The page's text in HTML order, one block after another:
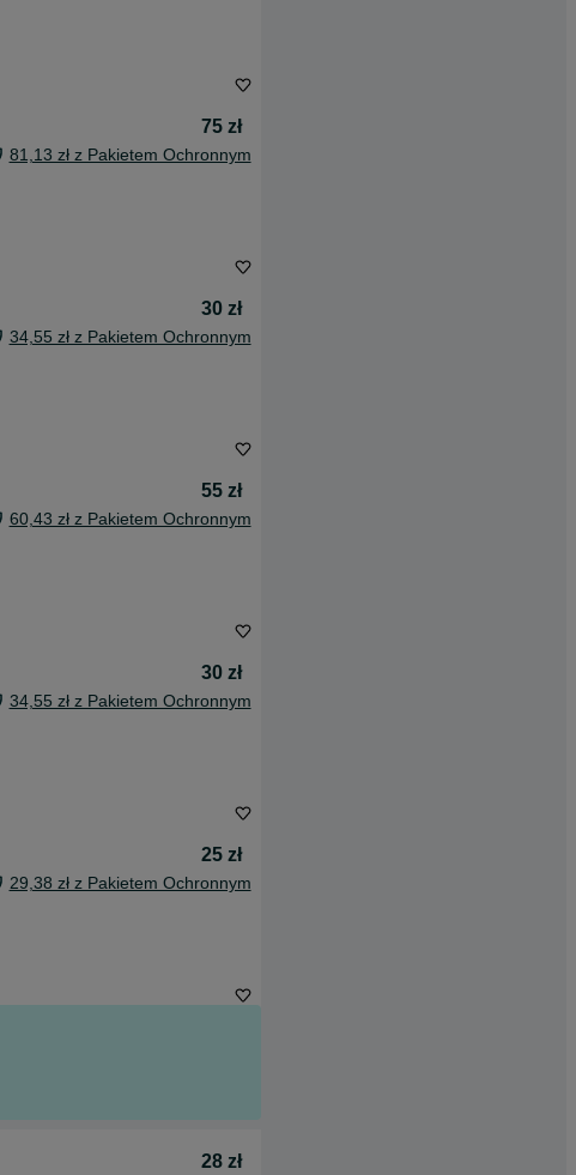
75 zł
81,13 zł z Pakietem Ochronnym
30 zł
34,55 zł z Pakietem Ochronnym
55 zł
60,43 zł z Pakietem Ochronnym
30 zł
34,55 zł z Pakietem Ochronnym
25 zł
29,38 zł z Pakietem Ochronnym
28 zł